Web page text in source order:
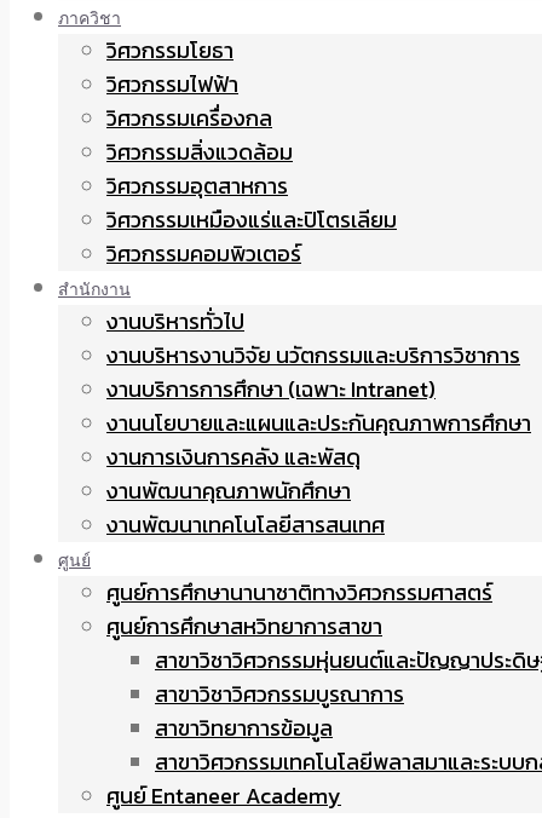
ภาควิชา
วิศวกรรมโยธา
วิศวกรรมไฟฟ้า
วิศวกรรมเครื่องกล
วิศวกรรมสิ่งแวดล้อม
วิศวกรรมอุตสาหการ
วิศวกรรมเหมืองแร่และปิโตรเลียม
วิศวกรรมคอมพิวเตอร์
สำนักงาน
งานบริหารทั่วไป
งานบริหารงานวิจัย นวัตกรรมและบริการวิชาการ
งานบริการการศึกษา (เฉพาะ Intranet)
งานนโยบายและแผนและประกันคุณภาพการศึกษา
งานการเงินการคลัง และพัสดุ
งานพัฒนาคุณภาพนักศึกษา
งานพัฒนาเทคโนโลยีสารสนเทศ
ศูนย์
ศูนย์การศึกษานานาชาติทางวิศวกรรมศาสตร์
ศูนย์การศึกษาสหวิทยาการสาขา
สาขาวิชาวิศวกรรมหุ่นยนต์และปัญญาประดิ
สาขาวิชาวิศวกรรมบูรณาการ
สาขาวิทยาการข้อมูล
สาขาวิศวกรรมเทคโนโลยีพลาสมาและระบบ
ศูนย์ Entaneer Academy